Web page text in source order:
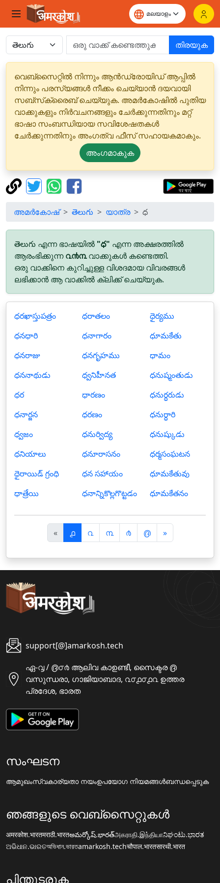
തിരയുക
വെബ്‌സൈറ്റിൽ നിന്നും ആൻഡ്രോയിഡ് ആപ്പിൽ
നിന്നും പരസ്യങ്ങൾ നീക്കം ചെയ്യാൻ ദയവായി
സബ്‌സ്‌ക്രൈബ് ചെയ്യുക. അമർകോഷിൽ പുതിയ
വാക്കുകളും നിർവചനങ്ങളും ചേർക്കുന്നതിനും മറ്റ്
ഭാഷാ സംബന്ധിയായ സവിശേഷതകൾ
ചേർക്കുന്നതിനും അംഗത്വ ഫീസ് സഹായകമാകും.
അംഗമാകുക
അമർകോഷ് తెలుగు യാത്ര ధ
తెలుగు എന്ന ഭാഷയിൽ "ధ" എന്ന അക്ഷരത്തിൽ
ആരംഭിക്കുന്ന൨൯൩വാക്കുകൾ കണ്ടെത്തി.
ഒരു വാക്കിനെ കുറിച്ചുള്ള വിശദമായ വിവരങ്ങൾ
ലഭിക്കാൻ ആ വാക്കിൽ ക്ലിക്ക് ചെയ്യുക.
ధరఖాస్తుపత్రం
ధనధారి
ధనరాజు
ధననాథుడు
ధర
ధనార్జన
ధ్వజం
ధనియాలు
ధైరాయిడ్ గ్రంధి
ధాత్రేయి
ధరాతలం
ధనాగారం
ధనగృహము
ధ్వనిహీనత
ధారణం
ధరణం
ధనుర్విద్య
ధనూరాసనం
ధన సహాయం
ధనాన్నికొల్లగొట్టడం
ధైర్యము
ధూమకేతు
ధామం
ధనుష్మంతుడు
ధనుర్ధరుడు
ధనుర్ధారి
ధనుష్కుడు
ధర్మసంఘటన
ధూమకేతువు
ధూమకేతనం
«पि
छ
ला
൧ ൨ ൩ ൪ ൫ »अ
ग
ला
support[@]amarkosh.tech
ഏ-൮ / ൫൦൪ ആലിവ കാഉണ്ടീ, സൈക്ടര ൫
വസുന്ധരാ, ഗാജിയാബാദ, ൨൦൧൦൧൨ ഉത്തര
പ്രദേശ, ഭാരത
സംഘടന
ആമുഖംസ്വകാര്യതാ നയംഉപയോഗ നിയമങ്ങൾബന്ധപ്പെടുക
ഞങ്ങളുടെ വെബ്സൈറ്റുകൾ
अमरकोश.भारतमराठी.भारतఅమర్కోష్.భారత్அகராதி.இந்தியாನಿಘಂಟು.ಭಾರತ
ଅଭିଧାନ.ଭାରତঅভিধান.ভারতamarkosh.techचौपाल.भारतसारथी.भारत
പിന്തുടരുക